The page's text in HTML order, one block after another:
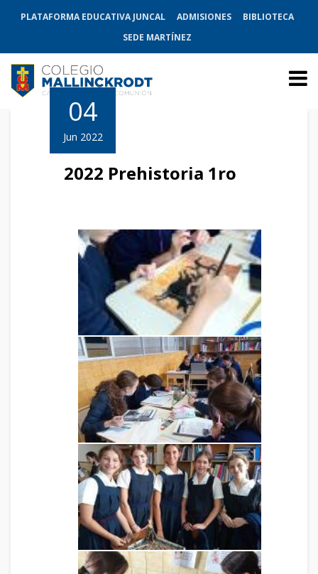
PLATAFORMA EDUCATIVA JUNCAL ADMISIONES
BIBLIOTECA
SEDE MARTÍNEZ
04
Jun 2022
2022 Prehistoria 1ro